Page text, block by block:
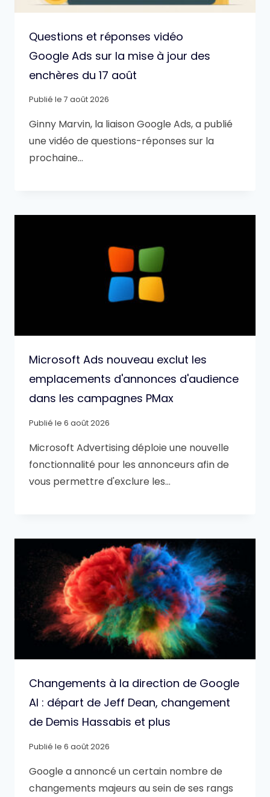
Questions et réponses vidéo
Google Ads sur la mise à jour des
enchères du 17 août
Publié le 7 août 2026
Ginny Marvin, la liaison Google Ads, a publié
une vidéo de questions-réponses sur la
prochaine…
Microsoft Ads nouveau exclut les
emplacements d'annonces d'audience
dans les campagnes PMax
Publié le 6 août 2026
Microsoft Advertising déploie une nouvelle
fonctionnalité pour les annonceurs afin de
vous permettre d'exclure les…
Changements à la direction de Google
AI : départ de Jeff Dean, changement
de Demis Hassabis et plus
Publié le 6 août 2026
Google a annoncé un certain nombre de
changements majeurs au sein de ses rangs